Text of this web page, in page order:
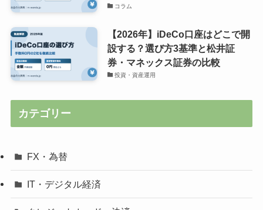
コラム
【2026年】iDeCo口座はどこで開
設する？選び方3基準と松井証
券・マネックス証券の比較
投資・資産運用
カテゴリー
FX・為替
IT・デジタル経済